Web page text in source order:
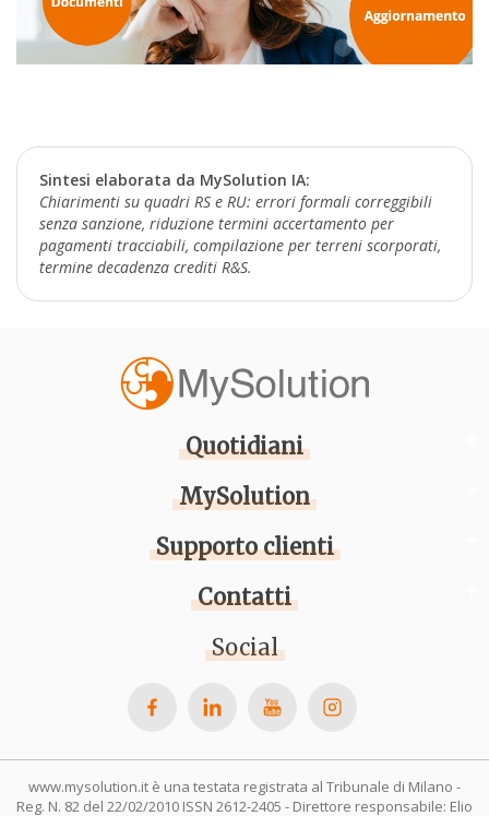
Sintesi elaborata da MySolution IA:
Chiarimenti su quadri RS e RU: errori formali correggibili
senza sanzione, riduzione termini accertamento per
pagamenti tracciabili, compilazione per terreni scorporati,
termine decadenza crediti R&S.
Quotidiani
MySolution
Supporto clienti
Contatti
Social
www.mysolution.it è una testata registrata al Tribunale di Milano -
Reg. N. 82 del 22/02/2010 ISSN 2612-2405 - Direttore responsabile: Elio